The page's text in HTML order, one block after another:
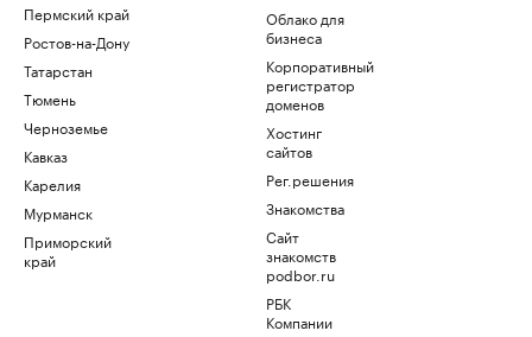
Пермский край
Ростов-на-Дону
Татарстан
Тюмень
Черноземье
Кавказ
Карелия
Мурманск
Приморский
край
Облако для
бизнеса
Корпоративный
регистратор
доменов
Хостинг
сайтов
Рег.решения
Знакомства
Сайт
знакомств
podbor.ru
РБК
Компании